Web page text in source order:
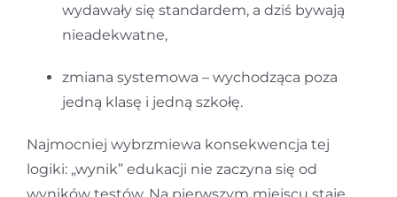
wydawały się standardem, a dziś bywają
nieadekwatne,
zmiana systemowa – wychodząca poza
jedną klasę i jedną szkołę.
Najmocniej wybrzmiewa konsekwencja tej
logiki: „wynik” edukacji nie zaczyna się od